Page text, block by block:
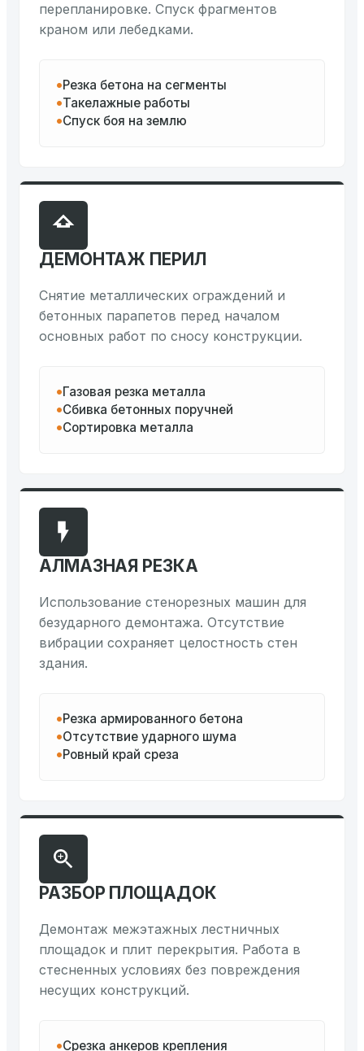
перепланировке. Спуск фрагментов
краном или лебедками.
Резка бетона на сегменты
Такелажные работы
Спуск боя на землю
ДЕМОНТАЖ ПЕРИЛ
Снятие металлических ограждений и
бетонных парапетов перед началом
основных работ по сносу конструкции.
Газовая резка металла
Сбивка бетонных поручней
Сортировка металла
АЛМАЗНАЯ РЕЗКА
Использование стенорезных машин для
безударного демонтажа. Отсутствие
вибрации сохраняет целостность стен
здания.
Резка армированного бетона
Отсутствие ударного шума
Ровный край среза
РАЗБОР ПЛОЩАДОК
Демонтаж межэтажных лестничных
площадок и плит перекрытия. Работа в
стесненных условиях без повреждения
несущих конструкций.
Срезка анкеров крепления